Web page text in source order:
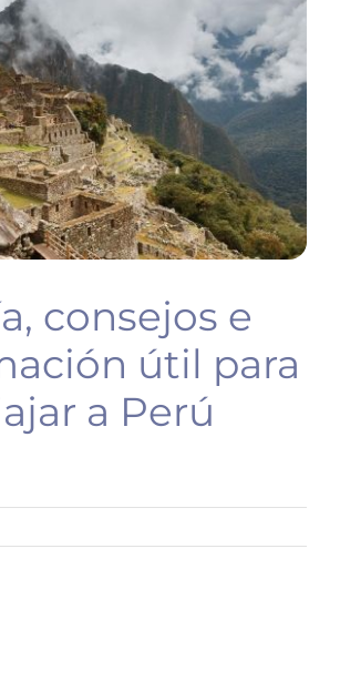
TU VIAJE
consejos e
útil para
a Perú